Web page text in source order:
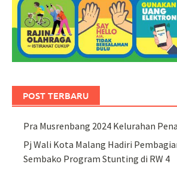
POST TERBARU
Pra Musrenbang 2024 Kelurahan
Pj Wali Kota Malang Hadiri
Sembako Program Stunting di RW 4